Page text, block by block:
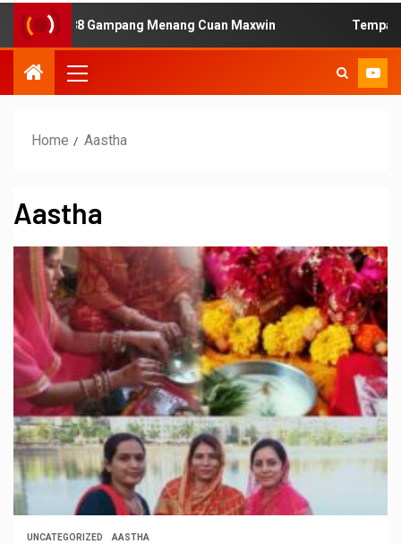
Gampang Menang Cuan Maxwin Tempat Main
Home Aastha
Aastha
UNCATEGORIZED AASTHA